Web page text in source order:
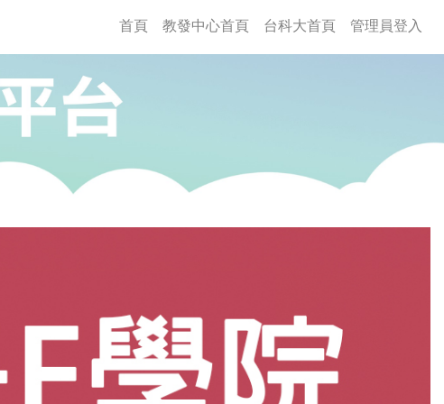
首頁(current)
教發中心首頁 台科大首頁 管理員登入